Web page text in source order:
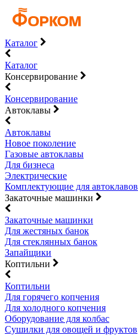
Каталог
Каталог
Консервирование
Консервирование
Автоклавы
Автоклавы
Новое поколение
Газовые автоклавы
Для бизнеса
Электрические
Комплектующие для автоклавов
Закаточные машинки
Закаточные машинки
Для жестяных банок
Для стеклянных банок
Запайщики
Коптильни
Коптильни
Для горячего копчения
Для холодного копчения
Оборудование для колбас
Сушилки для овощей и фруктов